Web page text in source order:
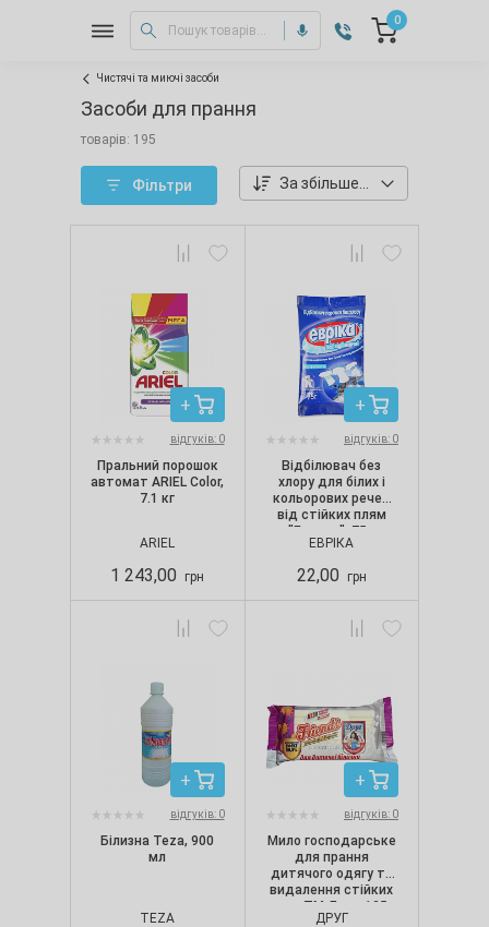
0
Чистячі та миючі засоби
Засоби для прання
товарів: 195
Фільтри
відгуків: 0
Пральний порошок
автомат ARIEL Color,
7.1 кг
ARIEL
1 243,00 грн
відгуків: 0
Відбілювач без
хлору для білих і
кольорових речей
від стійких плям
"Еврика", 75 г
ЕВРІКА
22,00 грн
відгуків: 0
Білизна Teza, 900
мл
TEZA
відгуків: 0
Мило господарське
для прання
дитячого одягу та
видалення стійких
плям ТМ Друг, 125 г
ДРУГ